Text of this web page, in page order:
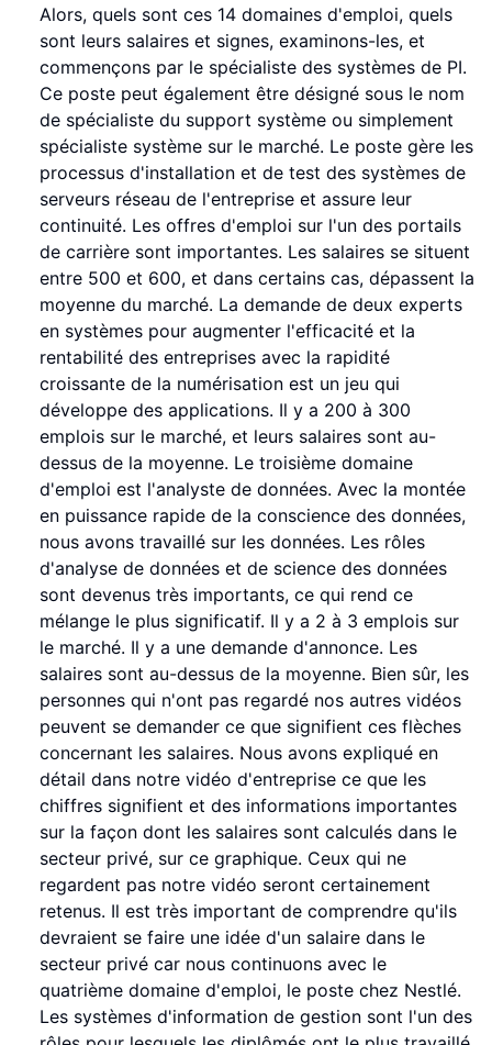
Alors, quels sont ces 14 domaines d'emploi, quels
sont leurs salaires et signes, examinons-les, et
commençons par le spécialiste des systèmes de PI.
Ce poste peut également être désigné sous le nom
de spécialiste du support système ou simplement
spécialiste système sur le marché. Le poste gère les
processus d'installation et de test des systèmes de
serveurs réseau de l'entreprise et assure leur
continuité. Les offres d'emploi sur l'un des portails
de carrière sont importantes. Les salaires se situent
entre 500 et 600, et dans certains cas, dépassent la
moyenne du marché. La demande de deux experts
en systèmes pour augmenter l'efficacité et la
rentabilité des entreprises avec la rapidité
croissante de la numérisation est un jeu qui
développe des applications. Il y a 200 à 300
emplois sur le marché, et leurs salaires sont au-
dessus de la moyenne. Le troisième domaine
d'emploi est l'analyste de données. Avec la montée
en puissance rapide de la conscience des données,
nous avons travaillé sur les données. Les rôles
d'analyse de données et de science des données
sont devenus très importants, ce qui rend ce
mélange le plus significatif. Il y a 2 à 3 emplois sur
le marché. Il y a une demande d'annonce. Les
salaires sont au-dessus de la moyenne. Bien sûr, les
personnes qui n'ont pas regardé nos autres vidéos
peuvent se demander ce que signifient ces flèches
concernant les salaires. Nous avons expliqué en
détail dans notre vidéo d'entreprise ce que les
chiffres signifient et des informations importantes
sur la façon dont les salaires sont calculés dans le
secteur privé, sur ce graphique. Ceux qui ne
regardent pas notre vidéo seront certainement
retenus. Il est très important de comprendre qu'ils
devraient se faire une idée d'un salaire dans le
secteur privé car nous continuons avec le
quatrième domaine d'emploi, le poste chez Nestlé.
Les systèmes d'information de gestion sont l'un des